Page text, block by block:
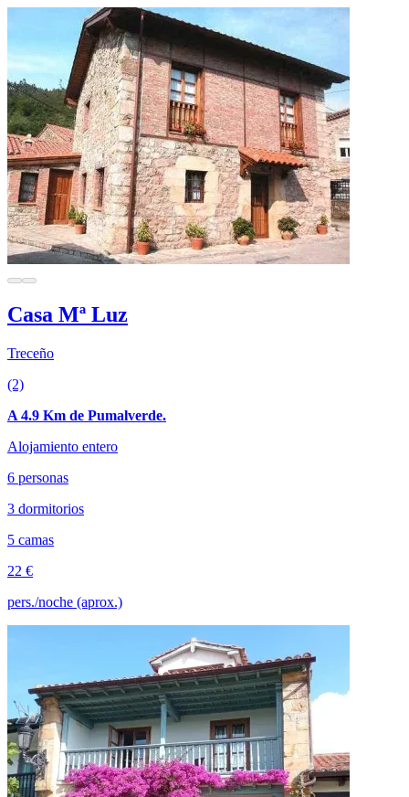
Casa Mª Luz
Treceño
(2)
A 4.9 Km de Pumalverde.
Alojamiento entero
6 personas
3 dormitorios
5 camas
22 €
pers./noche (aprox.)